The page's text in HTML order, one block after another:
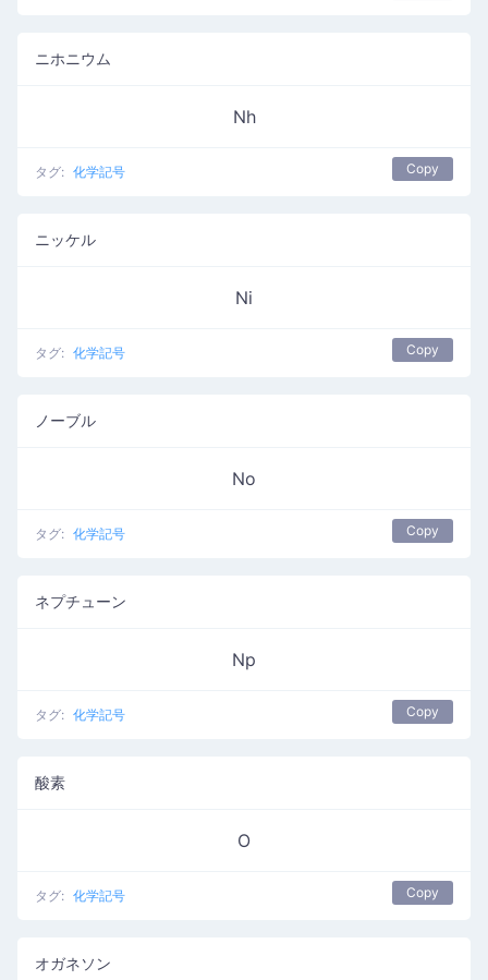
ニホニウム
Nh
タグ: 化学記号 Copy
ニッケル
Ni
タグ: 化学記号 Copy
ノーブル
No
タグ: 化学記号 Copy
ネプチューン
Np
タグ: 化学記号 Copy
酸素
O
タグ: 化学記号 Copy
オガネソン